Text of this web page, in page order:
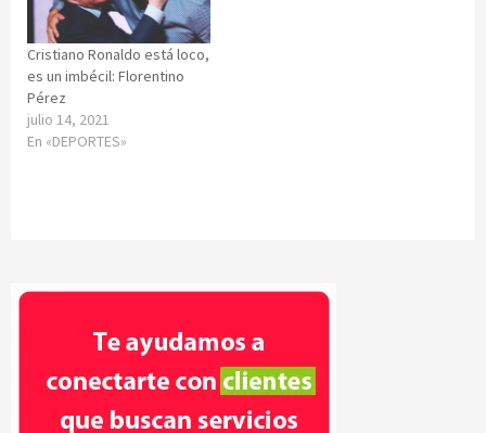
Cristiano Ronaldo está loco,
es un imbécil: Florentino
Pérez
julio 14, 2021
En «DEPORTES»